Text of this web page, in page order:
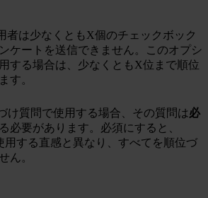
者は少なくともX個のチェックボック
ケートを送信できません。このオプシ
する場合は、少なくともX位まで順位
す。
け質問で使用する場合、その質問は必
必要があります。必須にすると、
用する直感と異なり、すべてを順位づ
ん。